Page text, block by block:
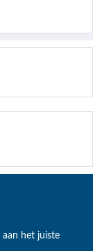
aan het juiste